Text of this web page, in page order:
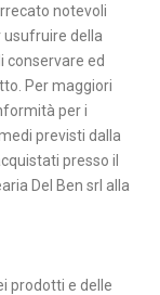
notevoli
usufruire della
conservare ed
Per maggiori
per i
previsti dalla
presso il
Del Ben srl alla
prodotti e delle